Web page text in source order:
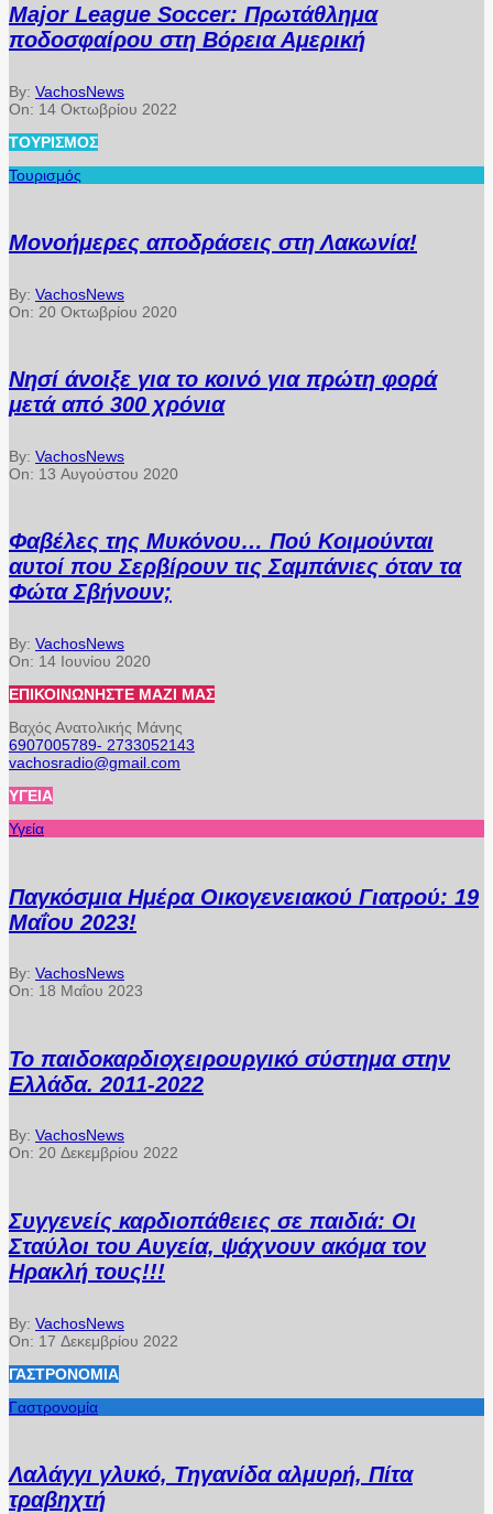
Major League Soccer: Πρωτάθλημα
ποδοσφαίρου στη Βόρεια Αμερική
By: VachosNews
On: 14 Οκτωβρίου 2022
ΤΟΥΡΙΣΜΌΣ
Τουρισμός
Μονοήμερες αποδράσεις στη Λακωνία!
By: VachosNews
On: 20 Οκτωβρίου 2020
Νησί άνοιξε για το κοινό για πρώτη φορά
μετά από 300 χρόνια
By: VachosNews
On: 13 Αυγούστου 2020
Φαβέλες της Μυκόνου… Πού Κοιμούνται
αυτοί που Σερβίρουν τις Σαμπάνιες όταν τα
Φώτα Σβήνουν;
By: VachosNews
On: 14 Ιουνίου 2020
ΕΠΙΚΟΙΝΩΝΉΣΤΕ ΜΑΖΊ ΜΑΣ
Βαχός Ανατολικής Μάνης
6907005789- 2733052143
vachosradio@gmail.com
ΥΓΕΊΑ
Υγεία
Παγκόσμια Ημέρα Οικογενειακού Γιατρού: 19
Μαΐου 2023!
By: VachosNews
On: 18 Μαΐου 2023
Το παιδοκαρδιοχειρουργικό σύστημα στην
Ελλάδα. 2011-2022
By: VachosNews
On: 20 Δεκεμβρίου 2022
Συγγενείς καρδιοπάθειες σε παιδιά: Οι
Σταύλοι του Αυγεία, ψάχνουν ακόμα τον
Ηρακλή τους!!!
By: VachosNews
On: 17 Δεκεμβρίου 2022
ΓΑΣΤΡΟΝΟΜΊΑ
Γαστρονομία
Λαλάγγι γλυκό, Τηγανίδα αλμυρή, Πίτα
τραβηχτή